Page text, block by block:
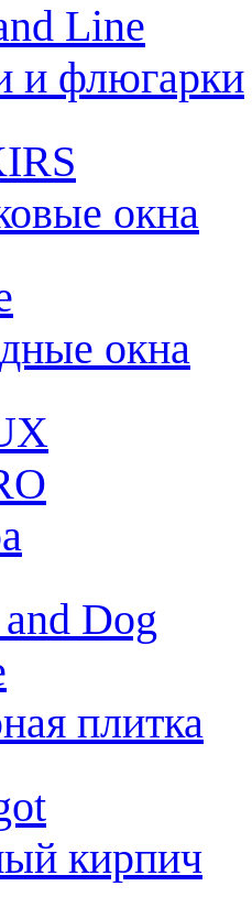
Line
и флюгарки
окна
окна
Dog
плитка
кирпич